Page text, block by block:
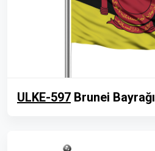
ULKE-597 Brunei Bayrağı